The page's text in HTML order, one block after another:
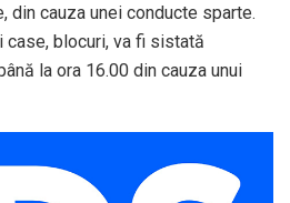
din cauza unei conducte sparte.
case, blocuri, va fi sistată
la ora 16.00 din cauza unui